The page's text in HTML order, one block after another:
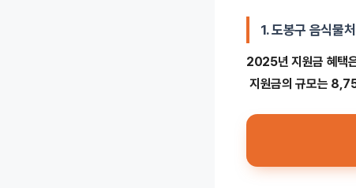
1.도봉구 음식물
2025년 지원금 혜택
지원금의 규모는